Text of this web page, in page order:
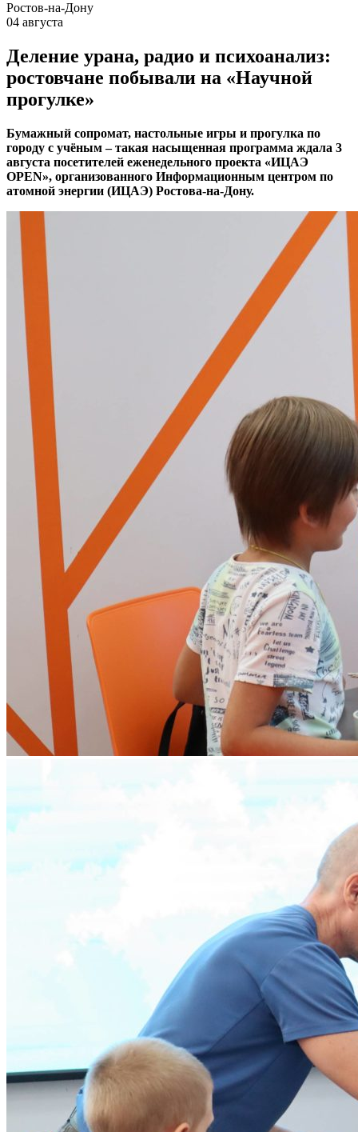
Ростов-на-Дону
04 августа
Деление урана, радио и психоанализ:
ростовчане побывали на «Научной
прогулке»
Бумажный сопромат, настольные игры и прогулка по
городу с учёным – такая насыщенная программа ждала 3
августа посетителей еженедельного проекта «ИЦАЭ
OPEN», организованного Информационным центром по
атомной энергии (ИЦАЭ) Ростова-на-Дону.